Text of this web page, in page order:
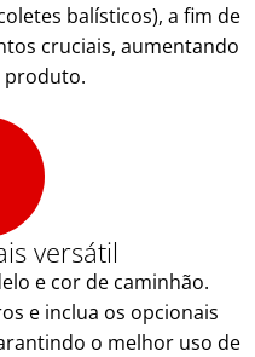
balísticos), a fim de
cruciais, aumentando
produto.
versátil
e cor de caminhão.
e inclua os opcionais
o melhor uso de